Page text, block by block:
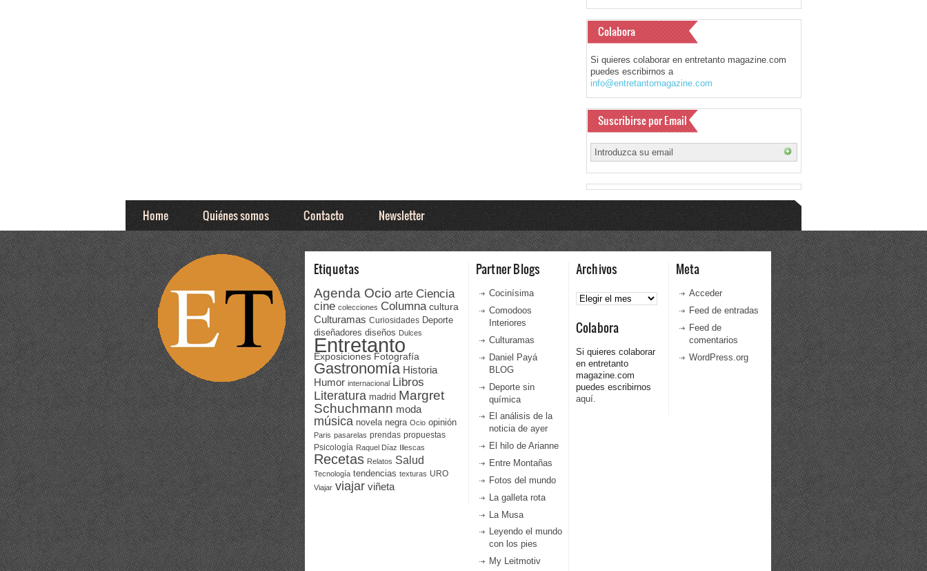
Colabora
Si quieres colaborar en entretanto magazine.com
puedes escribirnos a
info@entretantomagazine.com
Suscribirse por Email
Home Quiénes somos Contacto Newsletter
Etiquetas
Agenda Ocio arte Ciencia
cine colecciones Columna cultura
Culturamas Curiosidades Deporte
diseñadores diseños Dulces
Entretanto
Exposiciones Fotografía
Gastronomía Historia
Humor internacional Libros
Literatura madrid Margret
Schuchmann moda
música novela negra Ocio opinión
Paris pasarelas prendas propuestas
Psicología Raquel Díaz Illescas
Recetas Relatos Salud
Tecnología tendencias texturas URO
Viajar viajar viñeta
Partner Blogs
Cocinísima
Comodoos
Interiores
Culturamas
Daniel Payá
BLOG
Deporte sin
química
El análisis de la
noticia de ayer
El hilo de Arianne
Entre Montañas
Fotos del mundo
La galleta rota
La Musa
Leyendo el mundo
con los pies
My Leitmotiv
Archivos
Archivos
Colabora
Si quieres colaborar
en entretanto
magazine.com
puedes escribirnos
aquí.
Meta
Acceder
Feed de entradas
Feed de
comentarios
WordPress.org